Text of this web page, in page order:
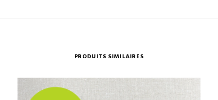
PRODUITS SIMILAIRES